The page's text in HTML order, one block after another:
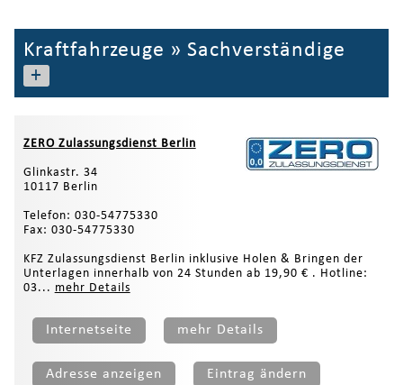
Kraftfahrzeuge » Sachverständige
+
ZERO Zulassungsdienst Berlin
Glinkastr. 34
10117 Berlin
Telefon: 030-54775330
Fax: 030-54775330
KFZ Zulassungsdienst Berlin inklusive Holen & Bringen der
Unterlagen innerhalb von 24 Stunden ab 19,90 € . Hotline:
03... mehr Details
Internetseite mehr Details
Adresse anzeigen Eintrag ändern